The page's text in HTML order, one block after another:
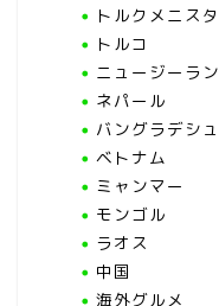
トルクメニス
トルコ
ニュージーラ
ネパール
バングラデシュ
ベトナム
ミャンマー
モンゴル
ラオス
中国
海外グルメ